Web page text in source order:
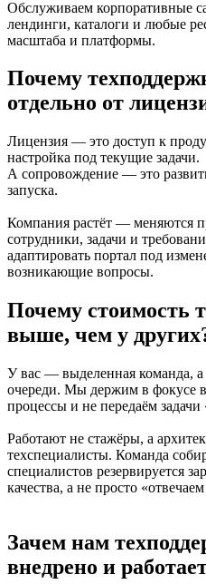
Обслуживаем корпоративные
лендинги, каталоги и любые
масштаба и платформы.
Почему
отдельно от
Лицензия — это доступ к
настройка под текущие задачи.
А сопровождение — это
запуска.
Компания растёт — меняются
сотрудники, задачи и
адаптировать портал под
возникающие вопросы.
Почему стоимость
выше, чем у
У вас — выделенная команда,
очереди. Мы держим в фокусе
процессы и не передаём задачи
Работают не стажёры, а
техспециалисты. Команда
специалистов резервируется
качества, а не просто
Зачем нам
внедрено и